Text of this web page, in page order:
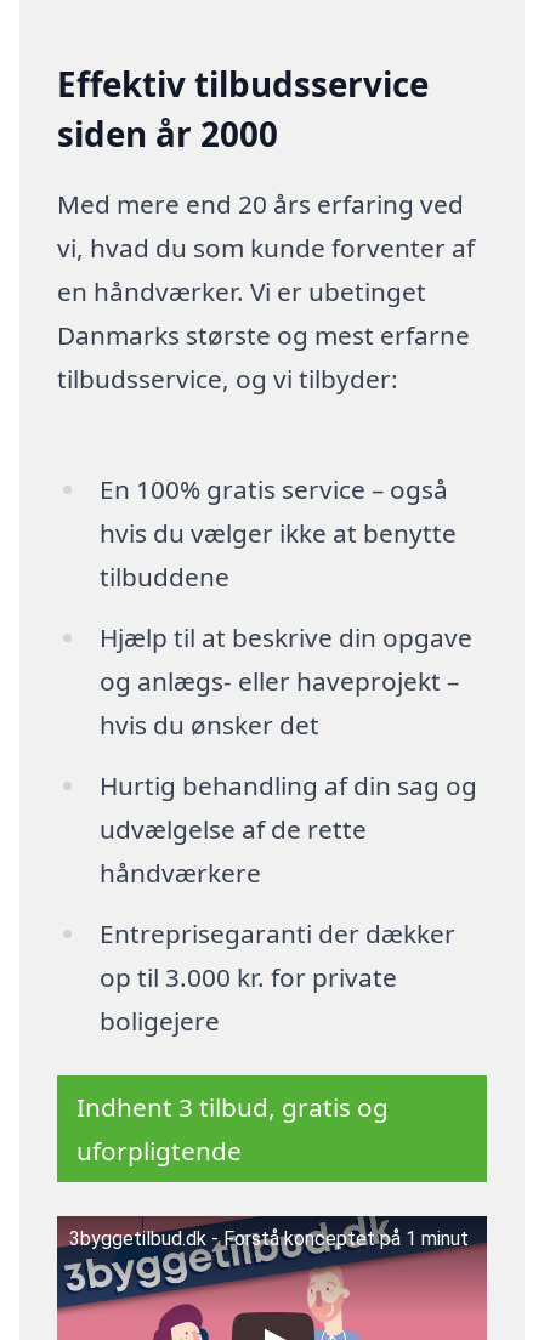
Effektiv tilbudsservice
siden år 2000
Med mere end 20 års erfaring ved
vi, hvad du som kunde forventer af
en håndværker. Vi er ubetinget
Danmarks største og mest erfarne
tilbudsservice, og vi tilbyder:
En 100% gratis service – også
hvis du vælger ikke at benytte
tilbuddene
Hjælp til at beskrive din opgave
og anlægs- eller haveprojekt –
hvis du ønsker det
Hurtig behandling af din sag og
udvælgelse af de rette
håndværkere
Entreprisegaranti der dækker
op til 3.000 kr. for private
boligejere
Indhent 3 tilbud, gratis og
uforpligtende
3byggetilbud.dk - Forstå konceptet på 1 minut